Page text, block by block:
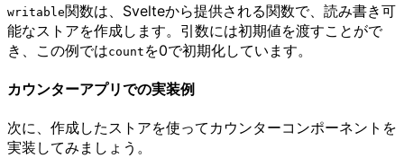
writable関数は、Svelteから提供される関数で、読み書き可
能なストアを作成します。引数には初期値を渡すことがで
き、この例ではcount を0で初期化しています。
カウンターアプリでの実装例
次に、作成したストアを使ってカウンターコンポーネントを
実装してみましょう。